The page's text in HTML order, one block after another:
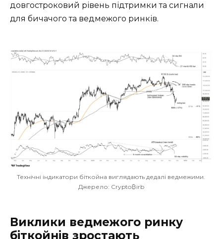
довгостроковий рівень підтримки та сигнали
для бичачого та ведмежого ринків.
Технічні індикатори біткойна виглядають дедалі ведмежими.
Джерело: Crypto₿irb
Виклики ведмежого ринку
біткойнів зростають